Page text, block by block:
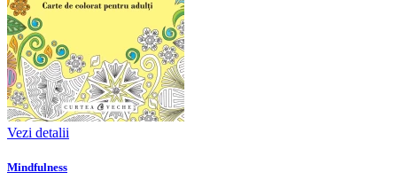
Vezi detalii
Mindfulness